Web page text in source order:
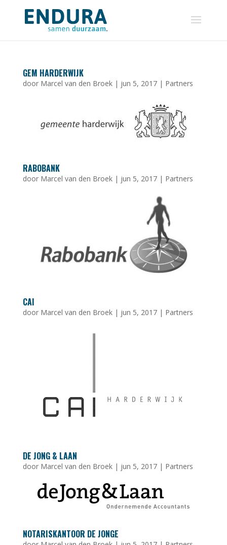
GEM HARDERWIJK
door Marcel van den Broek| jun 5, 2017| Partners
RABOBANK
door Marcel van den Broek| jun 5, 2017| Partners
CAI
door Marcel van den Broek| jun 5, 2017| Partners
DE JONG & LAAN
door Marcel van den Broek| jun 5, 2017| Partners
NOTARISKANTOOR DE JONGE